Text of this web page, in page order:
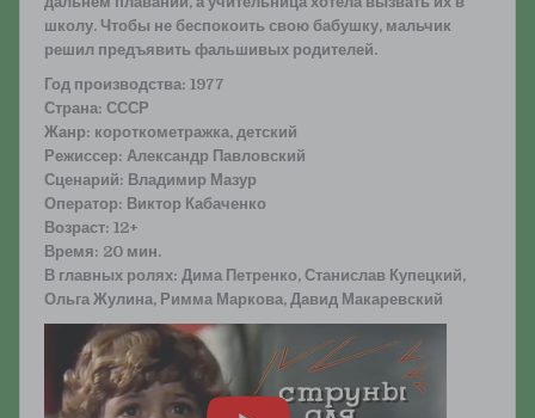
школу. Чтобы не беспокоить свою бабушку, мальчик
решил предъявить фальшивых родителей.
Год производства: 1977
Страна: СССР
Жанр: короткометражка, детский
Режиссер: Александр Павловский
Сценарий: Владимир Мазур
Оператор: Виктор Кабаченко
Возраст: 12+
Время: 20 мин.
В главных ролях: Дима Петренко, Станислав Купецкий,
Ольга Жулина, Римма Маркова, Давид Макаревский